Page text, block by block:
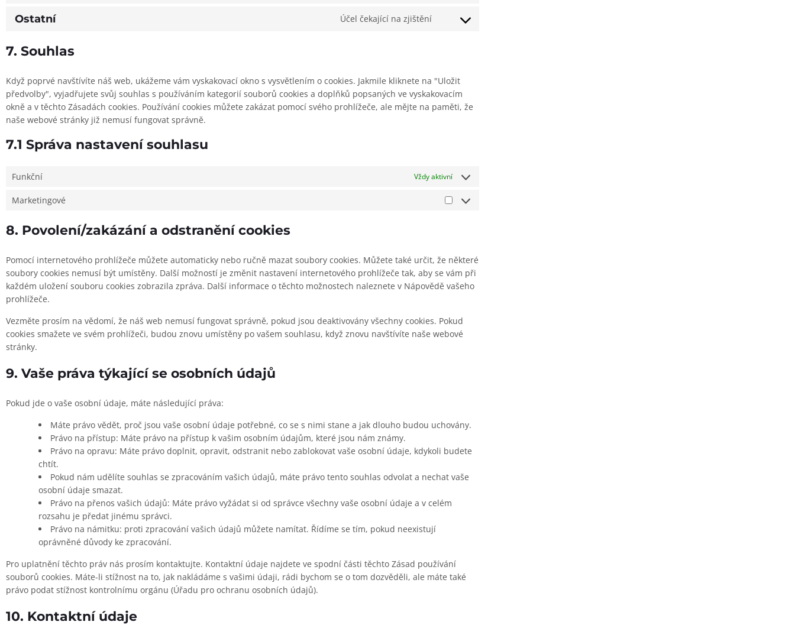
Ostatní Účel čekající na zjištění
7. Souhlas
Když poprvé navštívíte náš web, ukážeme vám vyskakovací okno s vysvětlením o cookies. Jakmile kliknete na "Uložit
předvolby", vyjadřujete svůj souhlas s používáním kategorií souborů cookies a doplňků popsaných ve vyskakovacím
okně a v těchto Zásadách cookies. Používání cookies můžete zakázat pomocí svého prohlížeče, ale mějte na paměti, že
naše webové stránky již nemusí fungovat správně.
7.1 Správa nastavení souhlasu
Funkční Vždy aktivní
Marketingové
8. Povolení/zakázání a odstranění cookies
Pomocí internetového prohlížeče můžete automaticky nebo ručně mazat soubory cookies. Můžete také určit, že některé
soubory cookies nemusí být umístěny. Další možností je změnit nastavení internetového prohlížeče tak, aby se vám při
každém uložení souboru cookies zobrazila zpráva. Další informace o těchto možnostech naleznete v Nápovědě vašeho
prohlížeče.
Vezměte prosím na vědomí, že náš web nemusí fungovat správně, pokud jsou deaktivovány všechny cookies. Pokud
cookies smažete ve svém prohlížeči, budou znovu umístěny po vašem souhlasu, když znovu navštívíte naše webové
stránky.
9. Vaše práva týkající se osobních údajů
Pokud jde o vaše osobní údaje, máte následující práva:
Máte právo vědět, proč jsou vaše osobní údaje potřebné, co se s nimi stane a jak dlouho budou uchovány.
Právo na přístup: Máte právo na přístup k vašim osobním údajům, které jsou nám známy.
Právo na opravu: Máte právo doplnit, opravit, odstranit nebo zablokovat vaše osobní údaje, kdykoli budete
chtít.
Pokud nám udělíte souhlas se zpracováním vašich údajů, máte právo tento souhlas odvolat a nechat vaše
osobní údaje smazat.
Právo na přenos vašich údajů: Máte právo vyžádat si od správce všechny vaše osobní údaje a v celém
rozsahu je předat jinému správci.
Právo na námitku: proti zpracování vašich údajů můžete namítat. Řídíme se tím, pokud neexistují
oprávněné důvody ke zpracování.
Pro uplatnění těchto práv nás prosím kontaktujte. Kontaktní údaje najdete ve spodní části těchto Zásad používání
souborů cookies. Máte-li stížnost na to, jak nakládáme s vašimi údaji, rádi bychom se o tom dozvěděli, ale máte také
právo podat stížnost kontrolnímu orgánu (Úřadu pro ochranu osobních údajů).
10. Kontaktní údaje